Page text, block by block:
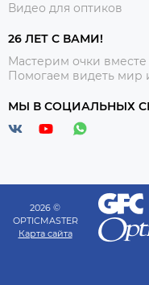
Видео для оптиков
26 ЛЕТ С ВАМИ!
Мастерим очки
Помогаем видеть мир
МЫ В СОЦИАЛЬНЫХ
2026 ©
OPTICMASTER
Карта сайта